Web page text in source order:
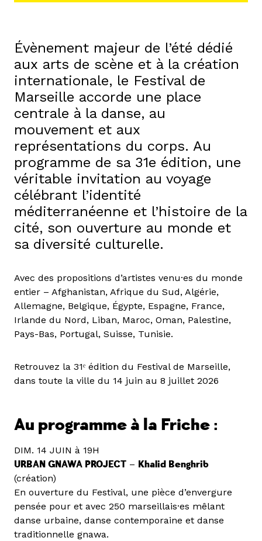
Évènement majeur de l’été dédié
aux arts de scène et à la création
internationale, le Festival de
Marseille accorde une place
centrale à la danse, au
mouvement et aux
représentations du corps. Au
programme de sa 31e édition, une
véritable invitation au voyage
célébrant l’identité
méditerranéenne et l’histoire de la
cité, son ouverture au monde et
sa diversité culturelle.
Avec des propositions d’artistes venu·es du monde
entier – Afghanistan, Afrique du Sud, Algérie,
Allemagne, Belgique, Égypte, Espagne, France,
Irlande du Nord, Liban, Maroc, Oman, Palestine,
Pays-Bas, Portugal, Suisse, Tunisie.
Retrouvez la 31ᵉ édition du Festival de Marseille,
dans toute la ville du 14 juin au 8 juillet 2026
Au programme à la Friche :
DIM. 14 JUIN à 19H
URBAN GNAWA PROJECT – Khalid Benghrib
(création)
En ouverture du Festival, une pièce d’envergure
pensée pour et avec 250 marseillais·es mêlant
danse urbaine, danse contemporaine et danse
traditionnelle gnawa.